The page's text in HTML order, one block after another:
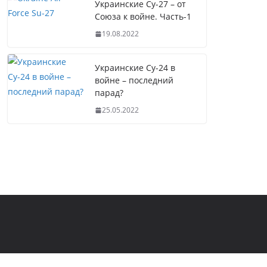
Украинские Су-27 – от
Союза к войне. Часть-1
19.08.2022
Украинские Су-24 в
войне – последний
парад?
25.05.2022